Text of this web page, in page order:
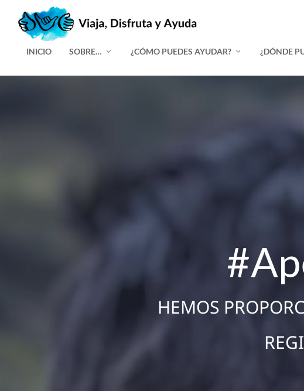
INICIO SOBRE… ¿CÓMO PUEDES AYUDAR? ¿DÓNDE
HEMOS